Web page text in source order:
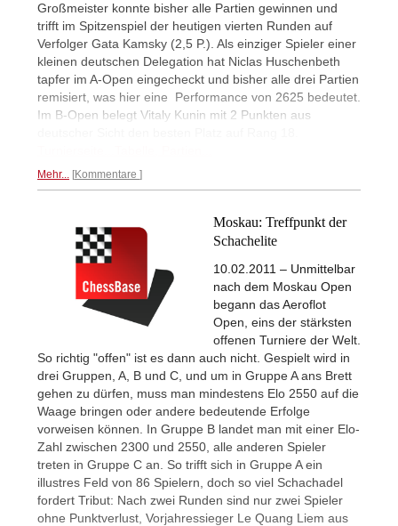
Großmeister konnte bisher alle Partien gewinnen und
trifft im Spitzenspiel der heutigen vierten Runden auf
Verfolger Gata Kamsky (2,5 P.). Als einziger Spieler einer
kleinen deutschen Delegation hat Niclas Huschenbeth
tapfer im A-Open eingecheckt und bisher alle drei Partien
remisiert, was hier eine Performance von 2625 bedeutet.
Im B-Open belegt Vitaly Kunin mit 2 Punkten aus
Mehr... Kommentare
Moskau: Treffpunkt der
Schachelite
10.02.2011 – Unmittelbar
nach dem Moskau Open
begann das Aeroflot
Open, eins der stärksten
offenen Turniere der Welt.
So richtig "offen" ist es dann auch nicht. Gespielt wird in
drei Gruppen, A, B und C, und um in Gruppe A ans Brett
gehen zu dürfen, muss man mindestens Elo 2550 auf die
Waage bringen oder andere bedeutende Erfolge
vorweisen können. In Gruppe B landet man mit einer Elo-
Zahl zwischen 2300 und 2550, alle anderen Spieler
treten in Gruppe C an. So trifft sich in Gruppe A ein
illustres Feld von 86 Spielern, doch so viel Schachadel
fordert Tribut: Nach zwei Runden sind nur zwei Spieler
ohne Punktverlust, Vorjahressieger Le Quang Liem aus